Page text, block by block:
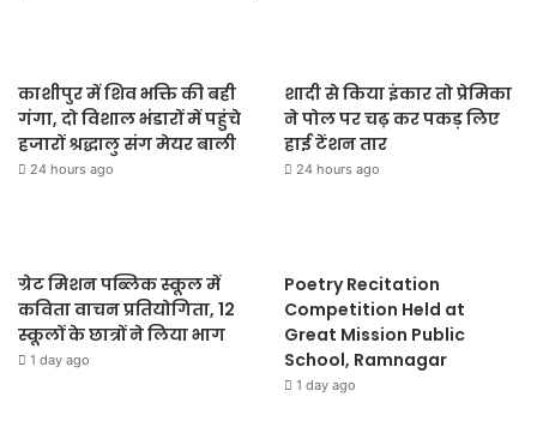
काशीपुर में शिव भक्ति की बही
गंगा, दो विशाल भंडारों में पहुंचे
हजारों श्रद्धालु संग मेयर बाली
24 hours ago
शादी से किया इंकार तो प्रेमिका
ने पोल पर चढ़ कर पकड़ लिए
हाई टेंशन तार
24 hours ago
ग्रेट मिशन पब्लिक स्कूल में
कविता वाचन प्रतियोगिता, 12
स्कूलों के छात्रों ने लिया भाग
1 day ago
Poetry Recitation
Competition Held at
Great Mission Public
School, Ramnagar
1 day ago